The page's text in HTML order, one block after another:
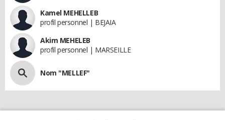
Kamel MEHELLEB
profil personnel | BEJAIA
Akim MEHELEB
profil personnel | MARSEILLE
Nom "MELLEF"